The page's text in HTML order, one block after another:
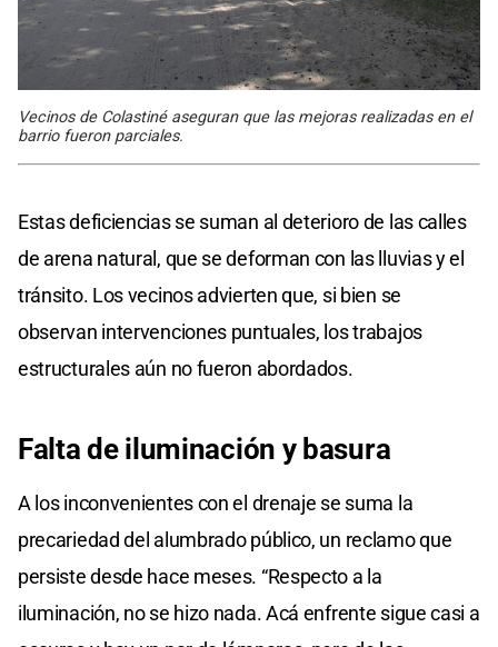
Vecinos de Colastiné aseguran que las mejoras realizadas en el
barrio fueron parciales.
Estas deficiencias se suman al deterioro de las calles
de arena natural, que se deforman con las lluvias y el
tránsito. Los vecinos advierten que, si bien se
observan intervenciones puntuales, los trabajos
estructurales aún no fueron abordados.
Falta de iluminación y basura
A los inconvenientes con el drenaje se suma la
precariedad del alumbrado público, un reclamo que
persiste desde hace meses. “Respecto a la
iluminación, no se hizo nada. Acá enfrente sigue casi a